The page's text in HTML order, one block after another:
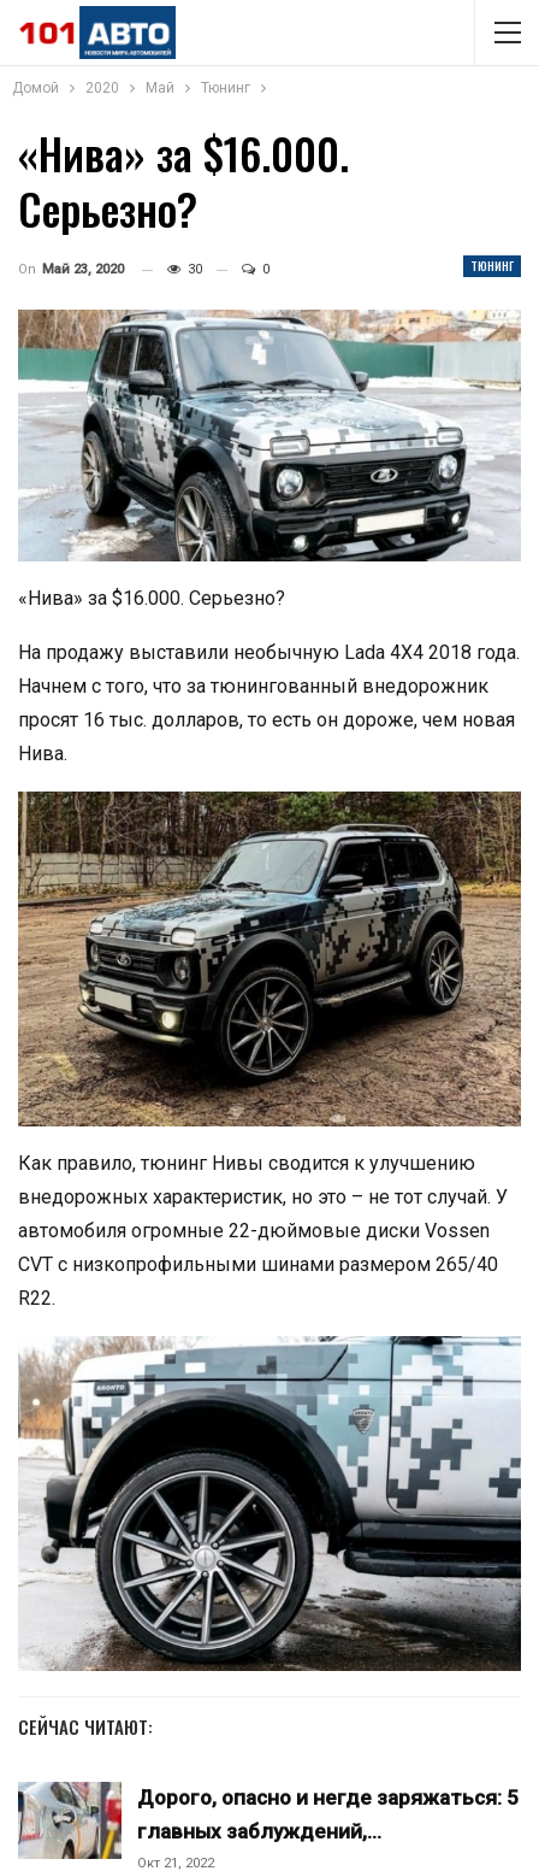
Домой 2020 Май Тюнинг
«Нива» за $16.000.
Серьезно?
ТЮНИНГ
On Май 23, 2020 30 0
«Нива» за $16.000. Серьезно?
На продажу выставили необычную Lada 4X4 2018 года.
Начнем с того, что за тюнингованный внедорожник
просят 16 тыс. долларов, то есть он дороже, чем новая
Нива.
Как правило, тюнинг Нивы сводится к улучшению
внедорожных характеристик, но это – не тот случай. У
автомобиля огромные 22-дюймовые диски Vossen
CVT с низкопрофильными шинами размером 265/40
R22.
СЕЙЧАС ЧИТАЮТ:
Дорого, опасно и негде заряжаться: 5
главных заблуждений,…
Окт 21, 2022